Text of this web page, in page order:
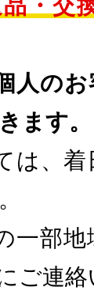
・交
人の
ます。
は、
一部
ご連